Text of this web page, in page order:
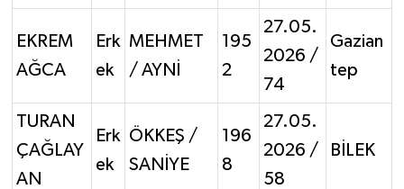
EKREM
AĞCA
Erk
ek
MEHMET
/ AYNİ
195
2
27.05.
2026 /
74
Gazian
tep
TURAN
ÇAĞLAY
AN
Erk
ek
ÖKKEŞ /
SANİYE
196
8
27.05.
2026 /
58
BİLEK